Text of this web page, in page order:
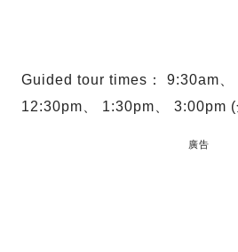
Guided tour times： 9:30am、
12:30pm、 1:30pm、 3:00pm
廣告